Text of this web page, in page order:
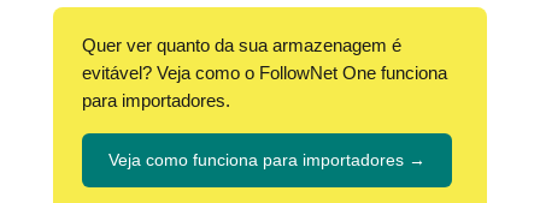
Quer ver quanto da sua armazenagem é
evitável? Veja como o FollowNet One funciona
para importadores.
Veja como funciona para importadores →